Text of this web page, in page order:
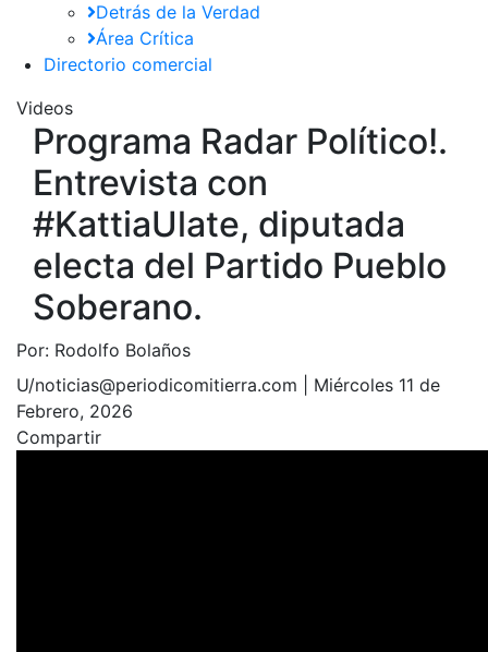
Detrás de la Verdad
Área Crítica
Directorio comercial
Videos
Programa Radar Político!.
Entrevista con
#KattiaUlate​, diputada
electa del Partido Pueblo
Soberano.
Por: Rodolfo Bolaños
U/noticias@periodicomitierra.com | Miércoles 11 de
Febrero, 2026
Compartir